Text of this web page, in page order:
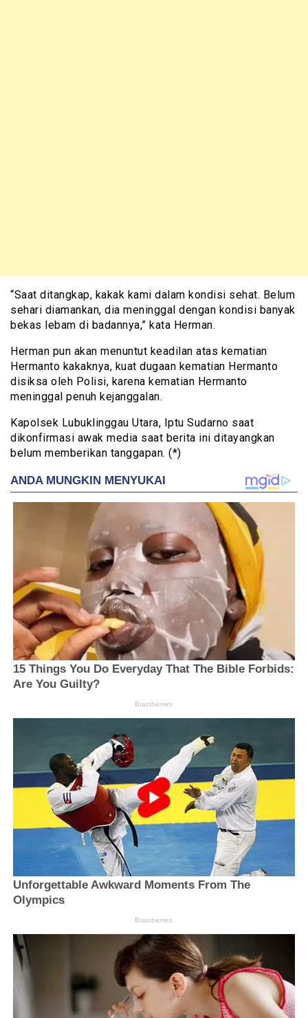
“Saat ditangkap, kakak kami dalam kondisi sehat. Belum
sehari diamankan, dia meninggal dengan kondisi banyak
bekas lebam di badannya,” kata Herman.
Herman pun akan menuntut keadilan atas kematian
Hermanto kakaknya, kuat dugaan kematian Hermanto
disiksa oleh Polisi, karena kematian Hermanto
meninggal penuh kejanggalan.
Kapolsek Lubuklinggau Utara, Iptu Sudarno saat
dikonfirmasi awak media saat berita ini ditayangkan
belum memberikan tanggapan. (*)